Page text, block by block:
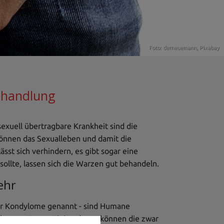
Foto: derneuemann, Pixabay
übertragbare Krankheit sind die
das Sexualleben und damit die
sich verhindern, es gibt sogar eine
lassen sich die Warzen gut behandeln.
genannt - sind Humane
Typen. Einige davon können die zwar